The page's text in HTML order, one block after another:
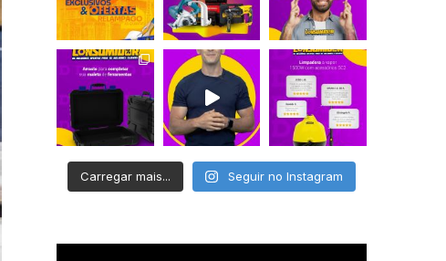
Carregar mais... Seguir no Instagram